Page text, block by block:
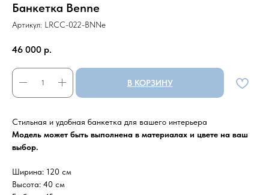
Банкетка Benne
Артикул: LRCC-022-BNNe
46 000 р.
В КОРЗИНУ
Стильная и удобная банкетка для вашего интерьера
Модель может быть выполнена в материалах и цвете на ваш
выбор.
Ширина: 120 см
Высота: 40 см